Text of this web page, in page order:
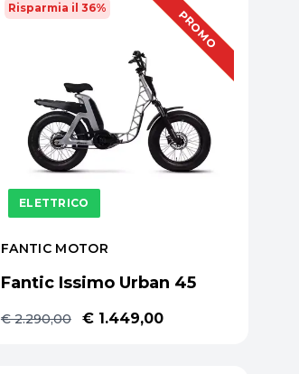
OFFERTA
PROMO
Risparmia il 36%
ELETTRICO
FANTIC MOTOR
Fantic Issimo Urban 45
€ 2.290,00 € 1.449,00